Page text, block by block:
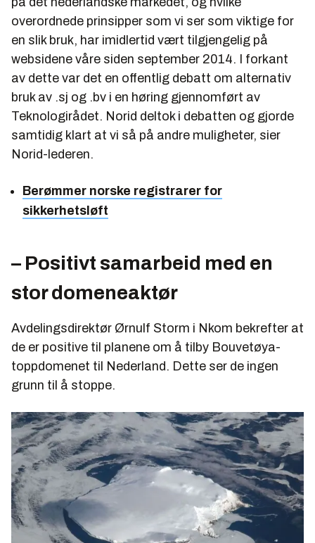
overordnede prinsipper som vi ser som viktige for
en slik bruk, har imidlertid vært tilgjengelig på
websidene våre siden september 2014. I forkant
av dette var det en offentlig debatt om alternativ
bruk av .sj og .bv i en høring gjennomført av
Teknologirådet. Norid deltok i debatten og gjorde
samtidig klart at vi så på andre muligheter, sier
Norid-lederen.
Berømmer norske registrarer for
sikkerhetsløft
– Positivt samarbeid med en
stor domeneaktør
Avdelingsdirektør Ørnulf Storm i Nkom bekrefter at
de er positive til planene om å tilby Bouvetøya-
toppdomenet til Nederland. Dette ser de ingen
grunn til å stoppe.